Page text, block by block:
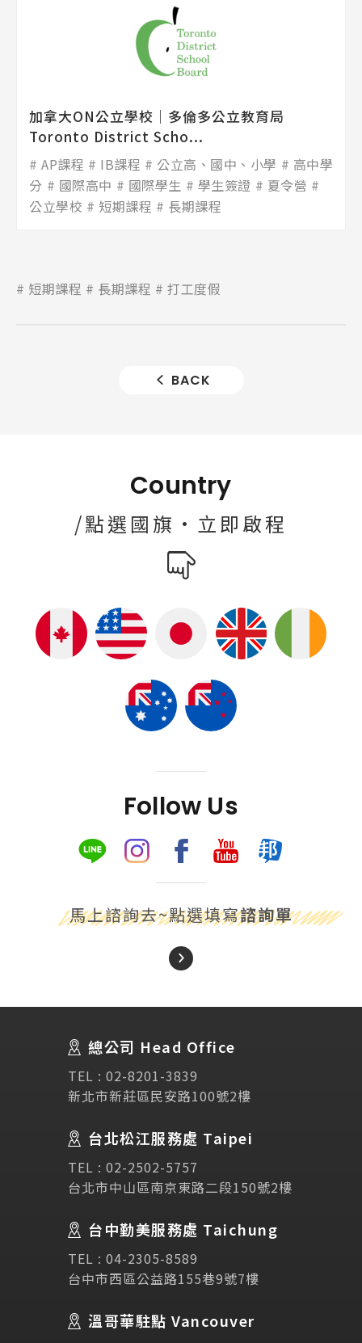
諮詢表單
講座活動
Testimonial
Links 相關連結
使用條款 免責聲明 隱私權保護政策
加拿大ON公立學校│多倫多公立教育局
Toronto District Scho...
AP課程 IB課程 公立高、國中、小學
高中學
分
國際高中 國際學生 學生簽證
夏令營
公立學校
短期課程 長期課程
短期課程 長期課程 打工度假
BACK
Country
/點選國旗·立即啟程
Follow Us
馬上諮詢去~點選填寫諮詢單
總公司 Head Office
TEL : 02-8201-3839
新北市新莊區民安路100號2樓
台北松江服務處 Taipei
TEL : 02-2502-5757
台北市中山區南京東路二段150號2樓
台中勤美服務處 Taichung
TEL : 04-2305-8589
台中市西區公益路155巷9號7樓
溫哥華駐點 Vancouver